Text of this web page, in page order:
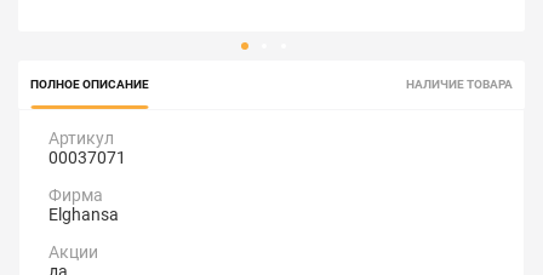
ПОЛНОЕ ОПИСАНИЕ НАЛИЧИЕ ТОВАРА
Артикул
00037071
Фирма
Elghansa
Акции